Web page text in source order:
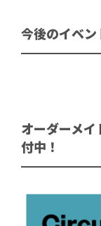
今後のイベン
オーダーメイ
付中！